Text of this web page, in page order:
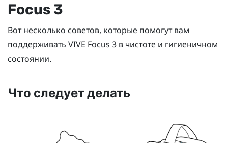
Focus 3
Вот несколько советов, которые помогут вам
поддерживать VIVE Focus 3 в чистоте и гигиеничном
состоянии.
Что следует делать